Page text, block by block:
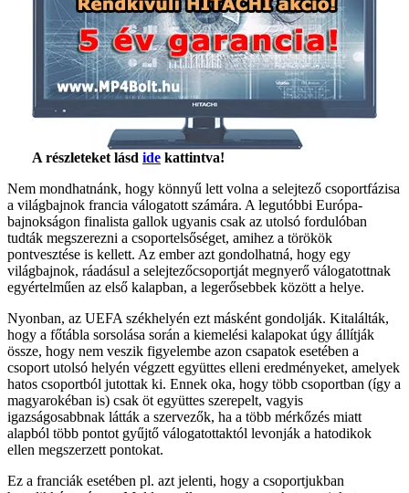
A részleteket lásd ide kattintva!
Nem mondhatnánk, hogy könnyű lett volna a selejtező csoportfázisa
a világbajnok francia válogatott számára. A legutóbbi Európa-
bajnokságon finalista gallok ugyanis csak az utolsó fordulóban
tudták megszerezni a csoportelsőséget, amihez a törökök
pontvesztése is kellett. Az ember azt gondolhatná, hogy egy
világbajnok, ráadásul a selejtezőcsoportját megnyerő válogatottnak
egyértelműen az első kalapban, a legerősebbek között a helye.
Nyonban, az UEFA székhelyén ezt másként gondolják. Kitalálták,
hogy a főtábla sorsolása során a kiemelési kalapokat úgy állítják
össze, hogy nem veszik figyelembe azon csapatok esetében a
csoport utolsó helyén végzett együttes elleni eredményeket, amelyek
hatos csoportból jutottak ki. Ennek oka, hogy több csoportban (így a
magyarokéban is) csak öt együttes szerepelt, vagyis
igazságosabbnak látták a szervezők, ha a több mérkőzés miatt
alapból több pontot gyűjtő válogatottaktól levonják a hatodikok
ellen megszerzett pontokat.
Ez a franciák esetében pl. azt jelenti, hogy a csoportjukban